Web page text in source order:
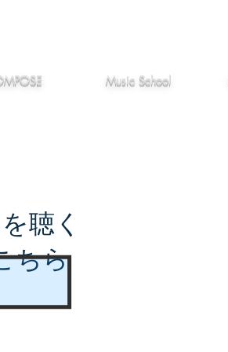
Music School
聴く
ちら